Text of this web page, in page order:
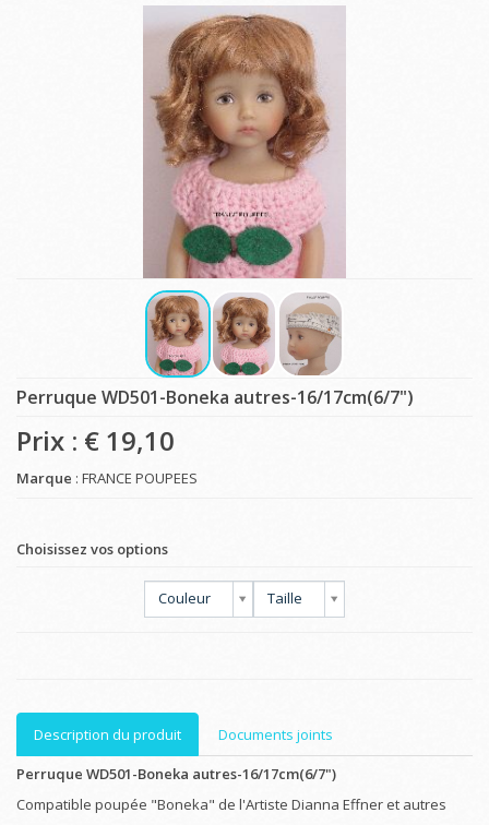
Perruque WD501-Boneka autres-16/17cm(6/7")
Prix : € 19,10
Marque : FRANCE POUPEES
Choisissez vos options
Couleur Taille
Description du produit
Documents joints
Perruque WD501-Boneka autres-16/17cm(6/7")
Compatible poupée "Boneka" de l'Artiste Dianna Effner et autres